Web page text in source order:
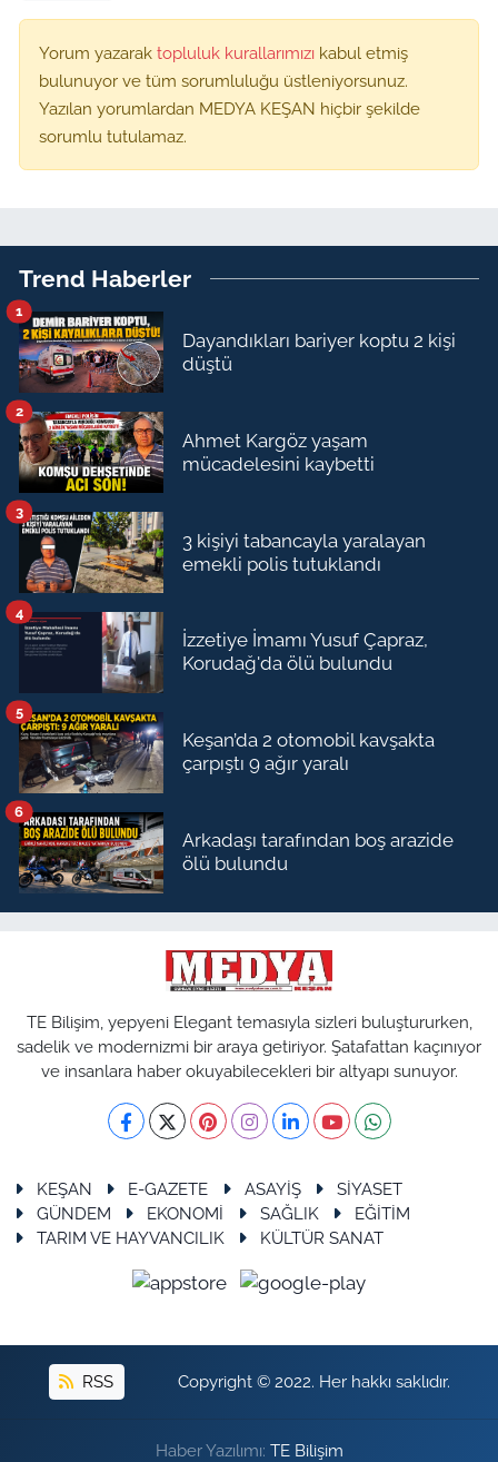
Yorum yazarak topluluk kurallarımızı kabul etmiş
bulunuyor ve tüm sorumluluğu üstleniyorsunuz.
Yazılan yorumlardan MEDYA KEŞAN hiçbir şekilde
sorumlu tutulamaz.
Trend Haberler
Dayandıkları bariyer koptu 2 kişi
düştü
1
Ahmet Kargöz yaşam
mücadelesini kaybetti
2
3 kişiyi tabancayla yaralayan
emekli polis tutuklandı
3
İzzetiye İmamı Yusuf Çapraz,
Korudağ'da ölü bulundu
4
Keşan’da 2 otomobil kavşakta
çarpıştı 9 ağır yaralı
5
Arkadaşı tarafından boş arazide
ölü bulundu
6
TE Bilişim, yepyeni Elegant temasıyla sizleri buluştururken,
sadelik ve modernizmi bir araya getiriyor. Şatafattan kaçınıyor
ve insanlara haber okuyabilecekleri bir altyapı sunuyor.
KEŞAN E-GAZETE ASAYİŞ
SİYASET
GÜNDEM
EKONOMİ SAĞLIK
EĞİTİM
TARIM VE HAYVANCILIK
KÜLTÜR SANAT
RSS Copyright © 2022. Her hakkı saklıdır.
Haber Yazılımı: TE Bilişim